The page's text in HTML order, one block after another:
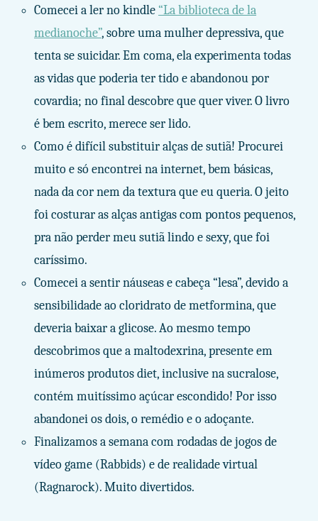
Comecei a ler no kindle “La biblioteca de la
medianoche”, sobre uma mulher depressiva, que
tenta se suicidar. Em coma, ela experimenta todas
as vidas que poderia ter tido e abandonou por
covardia; no final descobre que quer viver. O livro
é bem escrito, merece ser lido.
Como é difícil substituir alças de sutiã! Procurei
muito e só encontrei na internet, bem básicas,
nada da cor nem da textura que eu queria. O jeito
foi costurar as alças antigas com pontos pequenos,
pra não perder meu sutiã lindo e sexy, que foi
caríssimo.
Comecei a sentir náuseas e cabeça “lesa”, devido a
sensibilidade ao cloridrato de metformina, que
deveria baixar a glicose. Ao mesmo tempo
descobrimos que a maltodexrina, presente em
inúmeros produtos diet, inclusive na sucralose,
contém muitíssimo açúcar escondido! Por isso
abandonei os dois, o remédio e o adoçante.
Finalizamos a semana com rodadas de jogos de
vídeo game (Rabbids) e de realidade virtual
(Ragnarock). Muito divertidos.